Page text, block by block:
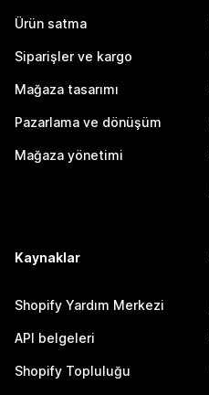
Ürün satma
Siparişler ve kargo
Mağaza tasarımı
Pazarlama ve dönüşüm
Mağaza yönetimi
Kaynaklar
Shopify Yardım Merkezi
API belgeleri
Shopify Topluluğu